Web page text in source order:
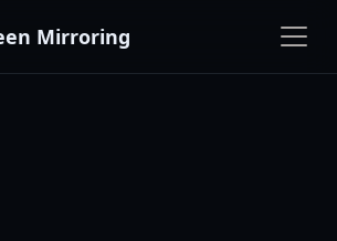
Mirroring